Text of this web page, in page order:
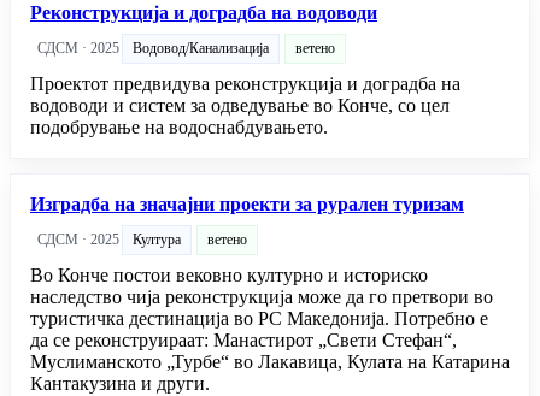
Реконструкција и доградба на водоводи
СДСМ · 2025 Водовод/Канализација ветено
Проектот предвидува реконструкција и доградба на
водоводи и систем за одведување во Конче, со цел
подобрување на водоснабдувањето.
Изградба на значајни проекти за рурален туризам
СДСМ · 2025 Култура ветено
Во Конче постои вековно културно и историско
наследство чија реконструкција може да го претвори во
туристичка дестинација во РС Македонија. Потребно е
да се реконструираат: Манастирот „Свети Стефан“,
Муслиманското „Турбе“ во Лакавица, Кулата на Катарина
Кантакузина и други.